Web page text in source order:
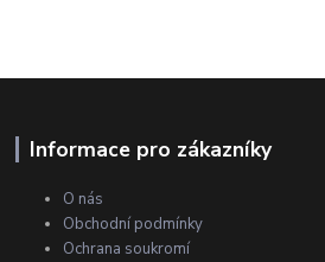
Informace pro zákazníky
O nás
Obchodní podmínky
Ochrana soukromí